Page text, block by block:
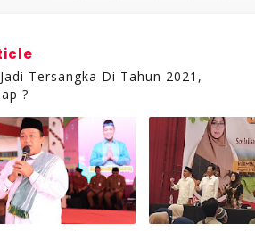
Tersangka Di Tahun 2021,
?